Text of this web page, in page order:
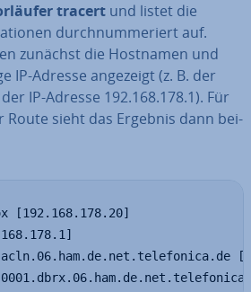
tracert und listet die
durch­num­me­riert auf.
zunächst die Hostnamen und
IP-Adresse angezeigt (z. B. der
IP-Adresse 192.168.178.1). Für
Route sieht das Ergebnis dann bei­
[192.168.178.20]